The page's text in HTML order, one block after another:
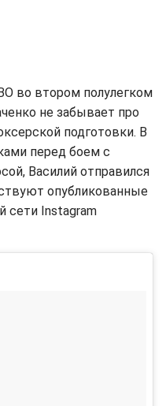
во втором полулегком
не забывает про
подготовки. В
перед боем с
Василий отправился
опубликованные
сети Instagram